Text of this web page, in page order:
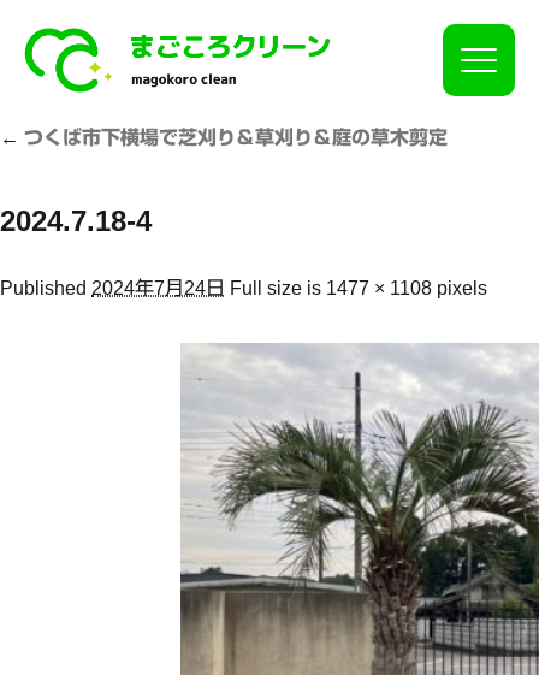
Click
← つくば市下横場で芝刈り＆草刈り＆庭の草木剪定
2024.7.18-4
Published 2024年7月24日 Full size is 1477 × 1108 pixels